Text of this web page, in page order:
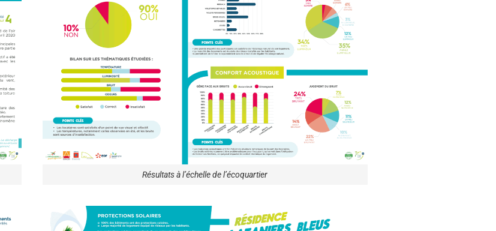
Résultats à l’échelle de l’écoquartier